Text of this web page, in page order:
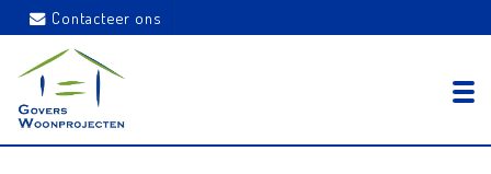
Contacteer ons